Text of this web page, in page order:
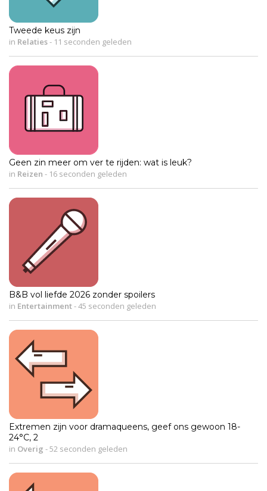
Tweede keus zijn
in Relaties- 11 seconden geleden
Geen zin meer om ver te rijden: wat is leuk?
in Reizen - 16 seconden geleden
B&B vol liefde 2026 zonder spoilers
in Entertainment-45 seconden geleden
Extremen zijn voor dramaqueens, geef ons gewoon 18-
24°C, 2
in Overig -52 seconden geleden